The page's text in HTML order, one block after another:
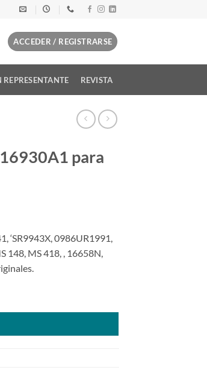
ACCEDER / REGISTRARSE
REVISTA
para
‘SR9943X, 0986UR1991,
148, MS 418, , 16658N,